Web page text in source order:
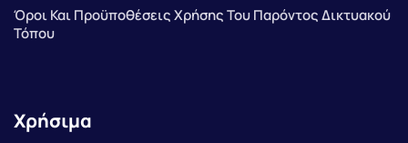
Όροι Και Προϋποθέσεις Χρήσης Του Παρόντος Δικτυακού
Τόπου
Χρήσιμα